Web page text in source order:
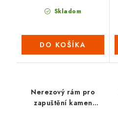
Skladom
DO KOŠÍKA
Nerezový rám pro
zapuštění kamen